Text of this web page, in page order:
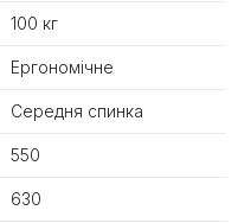
100 кг
Ергономічне
Середня спинка
550
630